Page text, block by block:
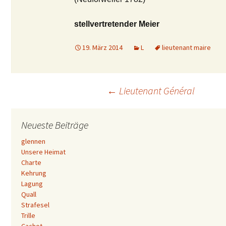
stellvertretender Meier
19. März 2014 L lieutenant maire
Beitrags-
Navigation
← Lieutenant Général
Neueste Beiträge
glennen
Unsere Heimat
Charte
Kehrung
Lagung
Quall
Strafesel
Trille